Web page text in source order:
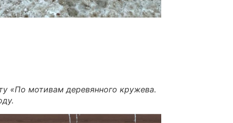
«По мотивам деревянного кружева.